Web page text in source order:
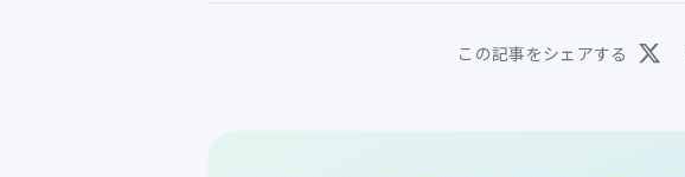
この記事をシェアする